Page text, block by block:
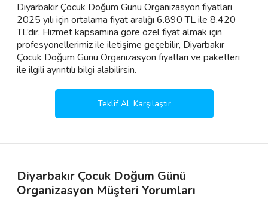
Diyarbakır Çocuk Doğum Günü Organizasyon fiyatları
2025 yılı için ortalama fiyat aralığı 6.890 TL ile 8.420
TL’dir. Hizmet kapsamına göre özel fiyat almak için
profesyonellerimiz ile iletişime geçebilir, Diyarbakır
Çocuk Doğum Günü Organizasyon fiyatları ve paketleri
ile ilgili ayrıntılı bilgi alabilirsin.
Teklif Al, Karşılaştır
Diyarbakır Çocuk Doğum Günü
Organizasyon Müşteri Yorumları